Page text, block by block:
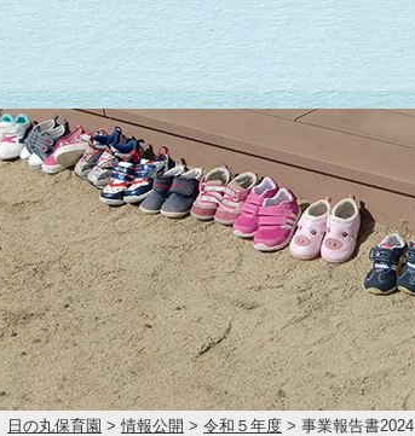
日の丸保育園 >情報公開 > 令和５年度 > 事業報告書2024